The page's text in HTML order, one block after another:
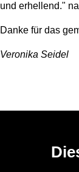
und erhellend."
Danke für das
Veronika Seidel